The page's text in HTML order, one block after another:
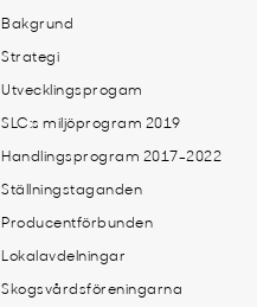
Bakgrund
Strategi
Utvecklingsprogam
SLC:s miljöprogram 2019
Handlingsprogram 2017-2022
Ställningstaganden
Producentförbunden
Lokalavdelningar
Skogsvårdsföreningarna